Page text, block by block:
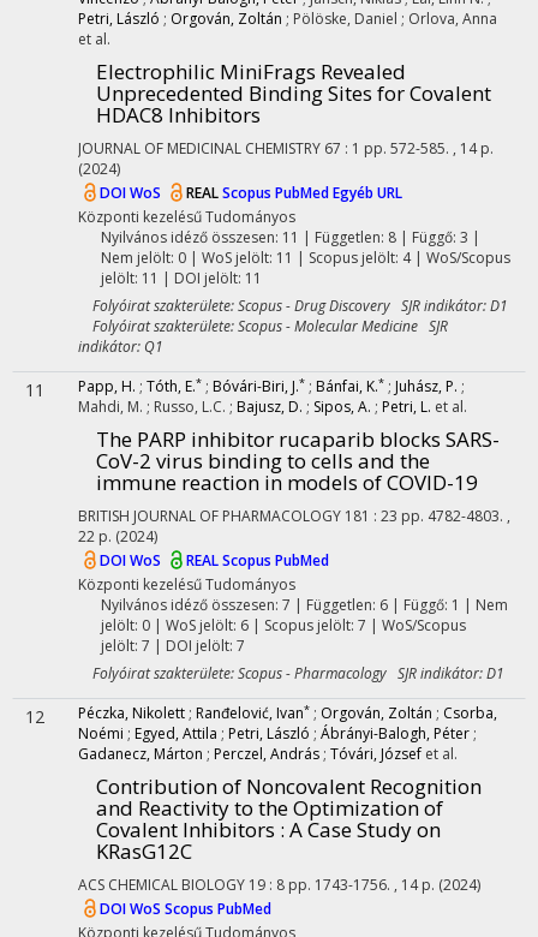
Petri, László ; Orgován, Zoltán ; Pölöske, Daniel ; Orlova, Anna
et al.
Electrophilic MiniFrags Revealed
Unprecedented Binding Sites for Covalent
HDAC8 Inhibitors
JOURNAL OF MEDICINAL CHEMISTRY 67 : 1 pp. 572-585. , 14 p.
(2024)
DOIWoS REALScopus PubMedEgyéb URL
Központi kezelésűTudományos
Nyilvános idéző összesen: 11 | Független: 8 | Függő: 3 |
Nem jelölt: 0 | WoS jelölt: 11 | Scopus jelölt: 4 | WoS/Scopus
jelölt: 11 | DOI jelölt: 11
Folyóirat szakterülete: Scopus - Drug Discovery SJR indikátor: D1
Folyóirat szakterülete: Scopus - Molecular Medicine SJR
indikátor: Q1
11 Papp, H. ; Tóth, E.* ; Bóvári-Biri, J.* ; Bánfai, K.* ; Juhász, P. ;
Mahdi, M. ; Russo, L.C. ; Bajusz, D. ; Sipos, A. ; Petri, L. et al.
The PARP inhibitor rucaparib blocks SARS-
CoV-2 virus binding to cells and the
immune reaction in models of COVID-19
BRITISH JOURNAL OF PHARMACOLOGY 181 : 23 pp. 4782-4803. ,
22 p. (2024)
DOIWoS REALScopus PubMed
Központi kezelésűTudományos
Nyilvános idéző összesen: 7 | Független: 6 | Függő: 1 | Nem
jelölt: 0 | WoS jelölt: 6 | Scopus jelölt: 7 | WoS/Scopus
jelölt: 7 | DOI jelölt: 7
Folyóirat szakterülete: Scopus - Pharmacology SJR indikátor: D1
12 Péczka, Nikolett ; Ranđelović, Ivan* ; Orgován, Zoltán ; Csorba,
Noémi ; Egyed, Attila ; Petri, László ; Ábrányi-Balogh, Péter ;
Gadanecz, Márton ; Perczel, András ; Tóvári, József et al.
Contribution of Noncovalent Recognition
and Reactivity to the Optimization of
Covalent Inhibitors : A Case Study on
KRasG12C
ACS CHEMICAL BIOLOGY 19 : 8 pp. 1743-1756. , 14 p. (2024)
DOIWoS Scopus PubMed
Központi kezelésűTudományos